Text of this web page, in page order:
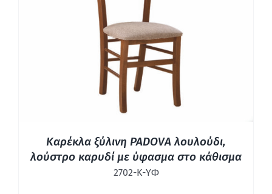
ΛΕΠΤΟΜΈΡΕΙΕΣ
Καρέκλα ξύλινη PADOVA λουλούδι,
λούστρο καρυδί με ύφασμα στο κάθισμα
2702-Κ-ΥΦ